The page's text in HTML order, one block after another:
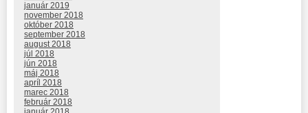
január 2019
november 2018
október 2018
september 2018
august 2018
júl 2018
jún 2018
máj 2018
apríl 2018
marec 2018
február 2018